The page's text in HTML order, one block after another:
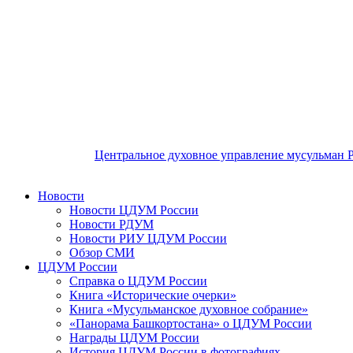
Центральное духовное управление мусульман
Новости
Новости ЦДУМ России
Новости РДУМ
Новости РИУ ЦДУМ России
Обзор СМИ
ЦДУМ России
Справка о ЦДУМ России
Книга «Исторические очерки»
Книга «Мусульманское духовное собрание»
«Панорама Башкортостана» о ЦДУМ России
Награды ЦДУМ России